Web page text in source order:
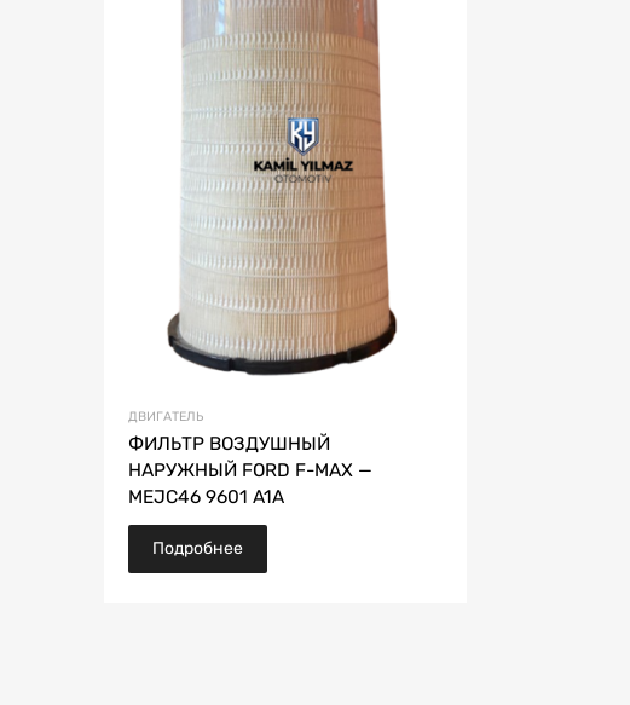
ДВИГАТЕЛЬ
ФИЛЬТР ВОЗДУШНЫЙ
НАРУЖНЫЙ FORD F-MAX —
MEJC46 9601 A1A
Подробнее